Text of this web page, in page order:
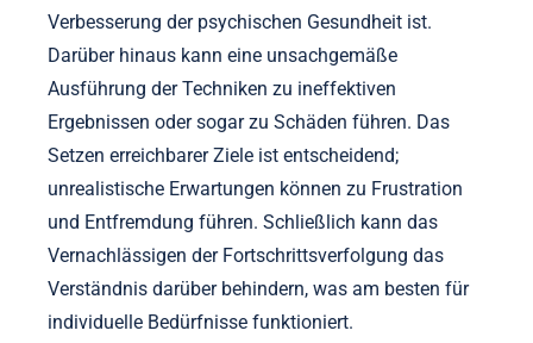
Verbesserung der psychischen Gesundheit ist.
Darüber hinaus kann eine unsachgemäße
Ausführung der Techniken zu ineffektiven
Ergebnissen oder sogar zu Schäden führen. Das
Setzen erreichbarer Ziele ist entscheidend;
unrealistische Erwartungen können zu Frustration
und Entfremdung führen. Schließlich kann das
Vernachlässigen der Fortschrittsverfolgung das
Verständnis darüber behindern, was am besten für
individuelle Bedürfnisse funktioniert.